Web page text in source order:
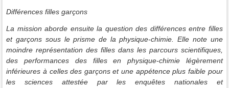
Différences filles garçons
La mission aborde ensuite la question des différences entre filles
et garçons sous le prisme de la physique-chimie. Elle note une
moindre représentation des filles dans les parcours scientifiques,
des performances des filles en physique-chimie légèrement
inférieures à celles des garçons et une appétence plus faible pour
les sciences attestée par les enquêtes nationales et